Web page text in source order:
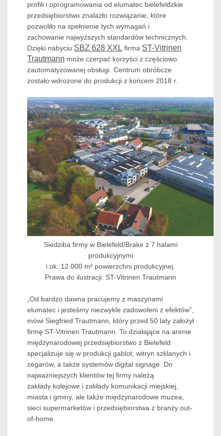
profili i oprogramowania od elumatec bielefeldzkie
przedsiębiorstwo znalazło rozwiązanie, które
pozwoliło na spełnienie tych wymagań i
zachowanie najwyższych standardów technicznych.
Dzięki nabyciu SBZ 628 XXL firma ST-Vitrinen
Trautmann może czerpać korzyści z częściowo
zautomatyzowanej obsługi. Centrum obróbcze
zostało wdrozone do produkcji z końcem 2018 r.
Siedziba firmy w Bielefeld/Brake z 7 halami
produkcyjnymi
i ok. 12 000 m² powierzchni produkcyjnej.
Prawa do ilustracji: ST-Vitrinen Trautmann
„Od bardzo dawna pracujemy z maszynami
elumatec i jesteśmy niezwykle zadowoleni z efektów”,
mówi Siegfried Trautmann, który przed 50 laty założył
firmę ST-Vitrinen Trautmann. To działające na arenie
międzynarodowej przedsiębiorstwo z Bielefeld
specjalizuje się w produkcji gablot, witryn szklanych i
zegarów, a także systemów digital signage. Do
najważniejszych klientów tej firmy należą
zakłady kolejowe i zakłady komunikacji miejskiej,
miasta i gminy, ale także międzynarodowe muzea,
sieci supermarketów i przedsiębiorstwa z branży out-
of-home.